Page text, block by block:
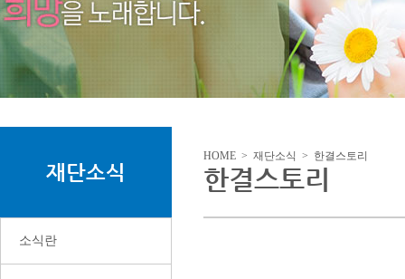
재단소식
소식란
HOME > 재단소식 > 한결스토리
한결스토리